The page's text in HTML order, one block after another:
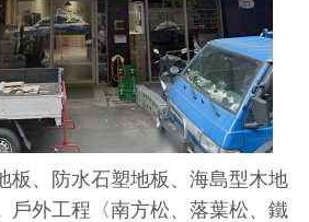
板、防水石塑地板、海島型木地
戶外工程〈南方松、落葉松、鐵